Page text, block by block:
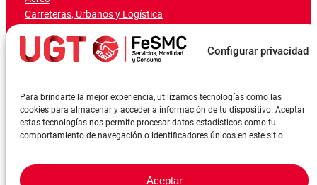
Configurar privacidad
Para brindarte la mejor experiencia, utilizamos tecnologías como las
cookies para almacenar y acceder a información de tu dispositivo. Aceptar
estas tecnologías nos permite procesar datos estadísticos como tu
comportamiento de navegación o identificadores únicos en este sitio.
Aceptar
Carreteras, Urbanos y Logística
Marítimo-Portuario